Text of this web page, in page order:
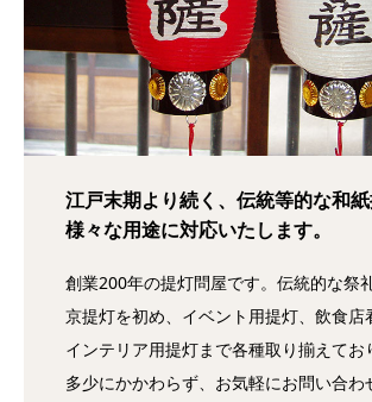
江戸末期より続く、伝統等的な和紙
様々な用途に対応いたします。
創業200年の提灯問屋です。伝統的な祭
京提灯を初め、イベント用提灯、飲食店
インテリア用提灯まで各種取り揃えてお
多少にかかわらず、お気軽にお問い合わ